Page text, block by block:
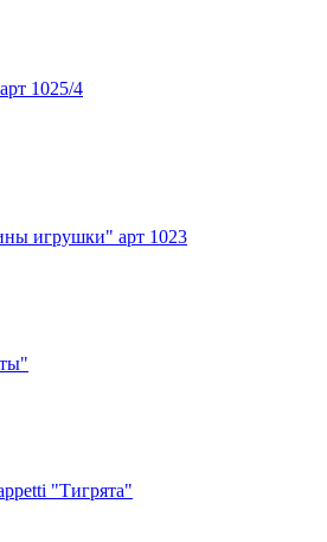
1025/4
игрушки" арт 1023
"Тигрята"